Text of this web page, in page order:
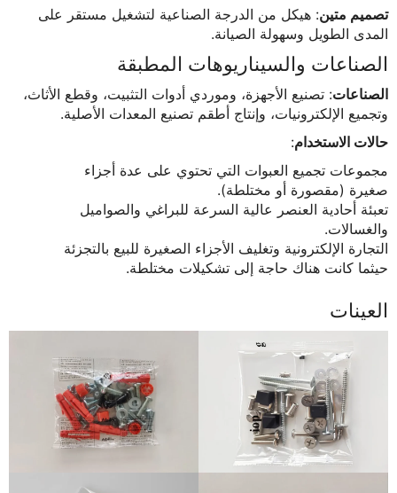
تصميم متين: هيكل من الدرجة الصناعية لتشغيل مستقر على
المدى الطويل وسهولة الصيانة.
الصناعات والسيناريوهات المطبقة
الصناعات: تصنيع الأجهزة، وموردي أدوات التثبيت، وقطع الأثاث،
وتجميع الإلكترونيات، وإنتاج أطقم تصنيع المعدات الأصلية.
حالات الاستخدام:
مجموعات تجميع العبوات التي تحتوي على عدة أجزاء
صغيرة (مقصورة أو مختلطة).
تعبئة أحادية العنصر عالية السرعة للبراغي والصواميل
والغسالات.
التجارة الإلكترونية وتغليف الأجزاء الصغيرة للبيع بالتجزئة
حيثما كانت هناك حاجة إلى تشكيلات مختلطة.
العينات